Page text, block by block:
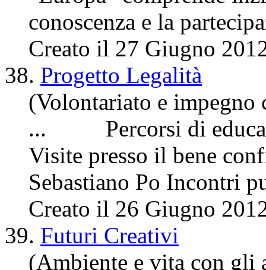
conoscenza e la
Creato il 27 Giugno
38. Progetto Legalità
(Volontariato e impegno
... Percorsi di
Visite presso il bene
Sebastiano Po Incontri
Creato il 26 Giugno
39. Futuri Creativi
(Ambiente e vita con gli